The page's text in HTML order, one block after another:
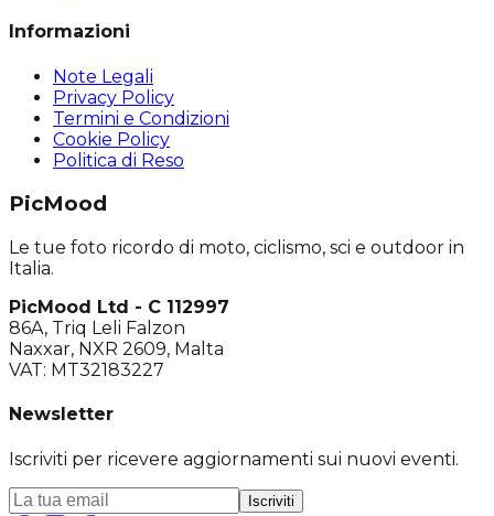
Informazioni
Note Legali
Privacy Policy
Termini e Condizioni
Cookie Policy
Politica di Reso
PicMood
Le tue foto ricordo di moto, ciclismo, sci e outdoor in
Italia.
PicMood Ltd - C 112997
86A, Triq Leli Falzon
Naxxar, NXR 2609, Malta
VAT: MT32183227
Newsletter
Iscriviti per ricevere aggiornamenti sui nuovi eventi.
Iscriviti